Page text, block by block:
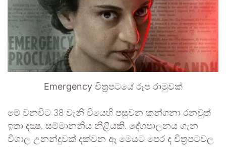
Emergency චිත්‍රපටයේ රූප රාමුවක්
මේ වනවිට 38 වැනි වියෙහි පසුවන කන්ගනා රනවුත්
ඉතා දක්‍ෂ, සම්මානනීය නිළියකි. දේශපාලනය ගැන
විශාල උනන්දුවක් දක්වන ඈ මෙයට පෙර ද චිත්‍රපටවල